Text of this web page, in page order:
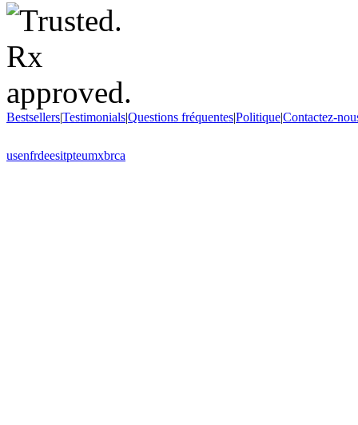
Bestsellers|Testimonials|Questions fréquentes|Politique|Contactez-
usenfrdeesitpteumxbrca